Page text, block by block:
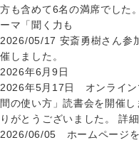
方も含めて6名の満席でした
ーマ「聞く力も
2026/05/17 安斎勇樹さん参
催しました。
2026年6月9日
2026年5月17日 オンライン
間の使い方」読書会を開催
りがとうございました。 詳
2026/06/05 ホームページを